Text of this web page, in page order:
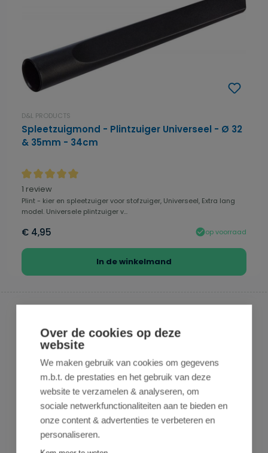
D&L PRODUCTS
Spleetzuigmond - Plintzuiger Universeel - Ø 32
& 35mm - 34cm
Gemiddelde waardering van 5 van 5 sterren
1 review
Plint - kier en spleetzuiger voor stofzuiger, Universeel, Extra lang
model. Universele plintzuiger v...
€ 4,95 op voorraad
In de winkelmand
D&L PRODUCTS
Microfilter Universeel - Zelfknip
Over de cookies op deze
website
We maken gebruik van cookies om gegevens
m.b.t. de prestaties en het gebruik van deze
website te verzamelen & analyseren, om
sociale netwerkfunctionaliteiten aan te bieden en
onze content & advertenties te verbeteren en
personaliseren.